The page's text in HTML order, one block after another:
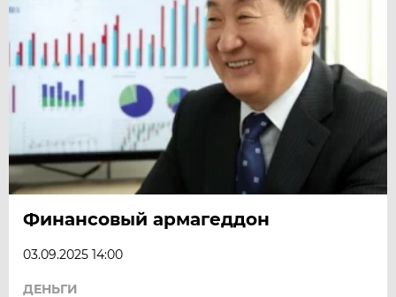
Финансовый армагеддон
03.09.2025 14:00
ДЕНЬГИ